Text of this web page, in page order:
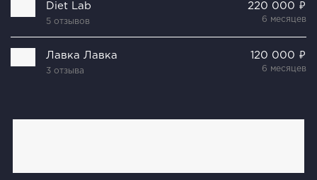
Diet Lab
5 отзывов
220 000 ₽
6 месяцев
Лавка Лавка
3 отзыва
120 000 ₽
6 месяцев